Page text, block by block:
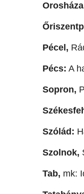
Pécel,
Pécs: A
Sopron,
Szólád:
Szolnok,
Tab, mk: